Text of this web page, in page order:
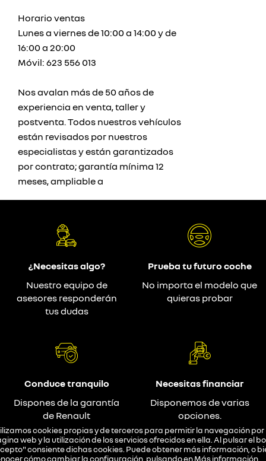
Horario ventas
Lunes a viernes de 10:00 a 14:00 y de
16:00 a 20:00
Móvil: 623 556 013
Nos avalan más de 50 años de
experiencia en venta, taller y
postventa. Todos nuestros vehículos
están revisados por nuestros
especialistas y están garantizados
por contrato; garantía mínima 12
meses, ampliable a
cookies propias y de terceros para permitir la navegación por
web y la utilización de los servicios ofrecidos en ella. Al pulsar el
consiente dichas cookies. Puede obtener más información, o
cómo cambiar la configuración, pulsando enMás información
¿Necesitas algo?
Nuestro equipo de
asesores responderán
tus dudas
Prueba tu futuro coche
No importa el modelo que
quieras probar
Conduce tranquilo
Dispones de la garantía
de Renault
Necesitas financiar
Disponemos de varias
opciones.